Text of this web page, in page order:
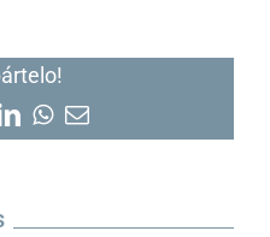
LinkedIn
WhatsApp
Correo
electrónico